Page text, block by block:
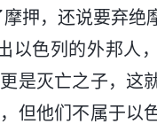
押，还说要弃绝
以色列的外邦人
是灭亡之子，这
但他们不属于以